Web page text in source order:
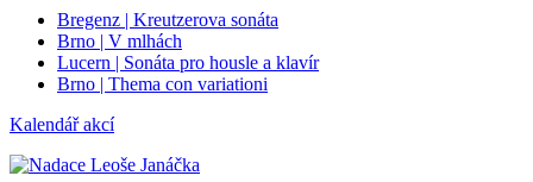
Bregenz | Kreutzerova sonáta
Brno | V mlhách
Lucern | Sonáta pro housle a klavír
Brno | Thema con variationi
Kalendář akcí